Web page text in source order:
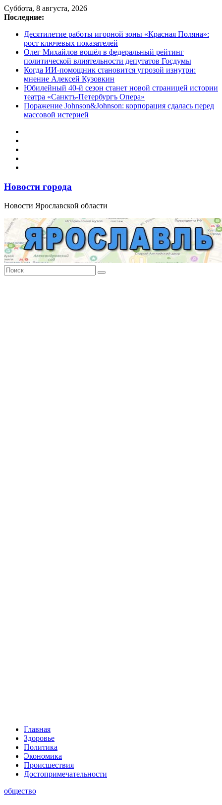
Перейти
к
Суббота, 8 августа, 2026
Последние:
Десятилетие работы игорной зоны «Красная Поляна»:
рост ключевых показателей
Олег Михайлов вошёл в федеральный рейтинг
политической влиятельности депутатов Госдумы
Когда ИИ-помощник становится угрозой изнутри:
мнение Алексей Кузовкин
Юбилейный 40-й сезон станет новой страницей истории
театра «Санктъ-Петербургъ Опера»
Поражение Johnson&Johnson: корпорация сдалась перед
массовой истерией
Новости города
Новости Ярославской области
Главная
Здоровье
Политика
Экономика
Происшествия
Достопримечательности
общество